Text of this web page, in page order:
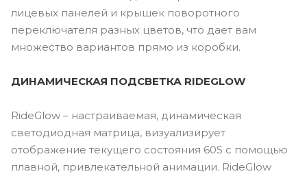
лицевых панелей и крышек поворотного
переключателя разных цветов, что дает вам
множество вариантов прямо из коробки.
ДИНАМИЧЕСКАЯ ПОДСВЕТКА RIDEGLOW
RideGlow – настраиваемая, динамическая
светодиодная матрица, визуализирует
отображение текущего состояния 60S с помощью
плавной, привлекательной анимации. RideGlow